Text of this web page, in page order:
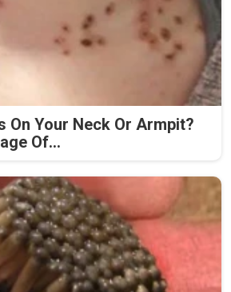
On Your Neck Or Armpit?
Of...